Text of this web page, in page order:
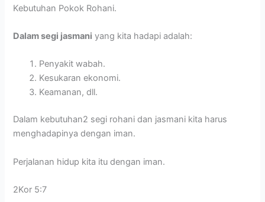
Kebutuhan Pokok Rohani.
Dalam segi jasmani yang kita hadapi adalah:
Penyakit wabah.
Kesukaran ekonomi.
Keamanan, dll.
Dalam kebutuhan2 segi rohani dan jasmani kita harus
menghadapinya dengan iman.
Perjalanan hidup kita itu dengan iman.
2Kor 5:7